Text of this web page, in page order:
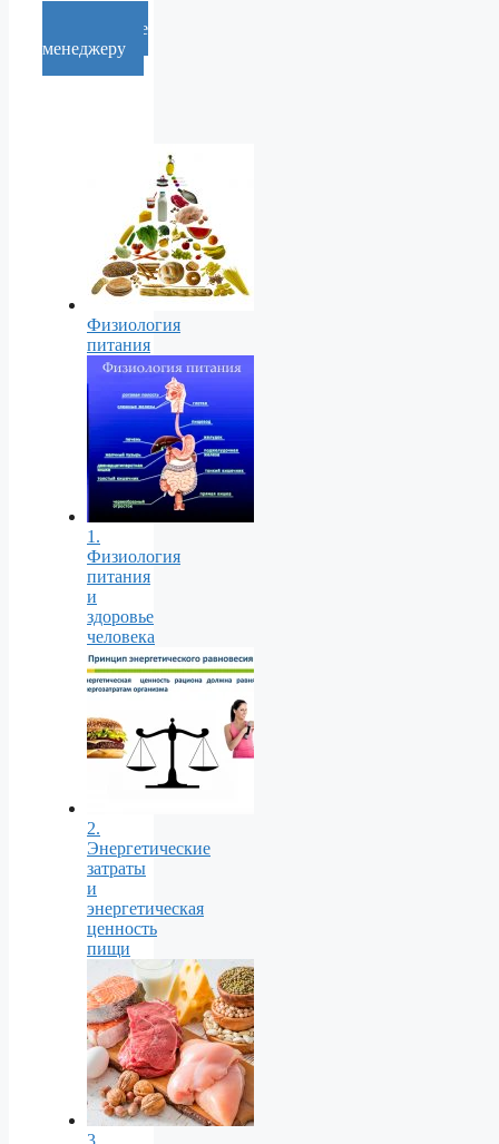
Cообщение
менеджеру
Физиология
питания
1.
Физиология
питания
и
здоровье
человека
2.
Энергетические
затраты
и
энергетическая
ценность
пищи
3.